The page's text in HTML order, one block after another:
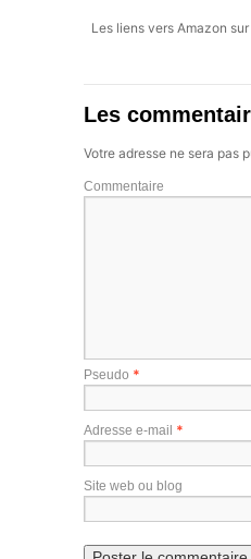
Les liens vers Amazon
Les
Votre adresse ne sera pas
Commentaire
Pseudo *
Adresse e-mail *
Site web ou blog